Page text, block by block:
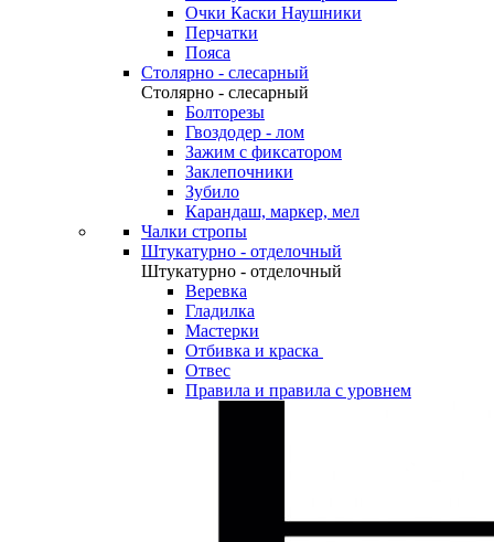
Очки Каски Наушники
Перчатки
Пояса
Столярно - слесарный
Столярно - слесарный
Болторезы
Гвоздодер - лом
Зажим с фиксатором
Заклепочники
Зубило
Карандаш, маркер, мел
Чалки стропы
Штукатурно - отделочный
Штукатурно - отделочный
Веревка
Гладилка
Мастерки
Отбивка и краска
Отвес
Правила и правила с уровнем